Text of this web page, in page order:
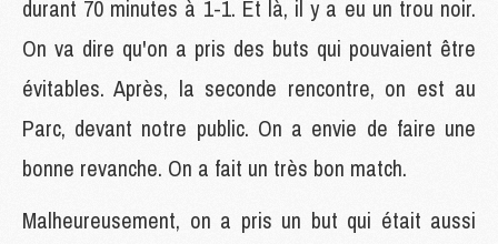
durant 70 minutes à 1-1. Et là, il y a eu un trou noir.
On va dire qu'on a pris des buts qui pouvaient être
évitables. Après, la seconde rencontre, on est au
Parc, devant notre public. On a envie de faire une
bonne revanche. On a fait un très bon match.
Malheureusement, on a pris un but qui était aussi